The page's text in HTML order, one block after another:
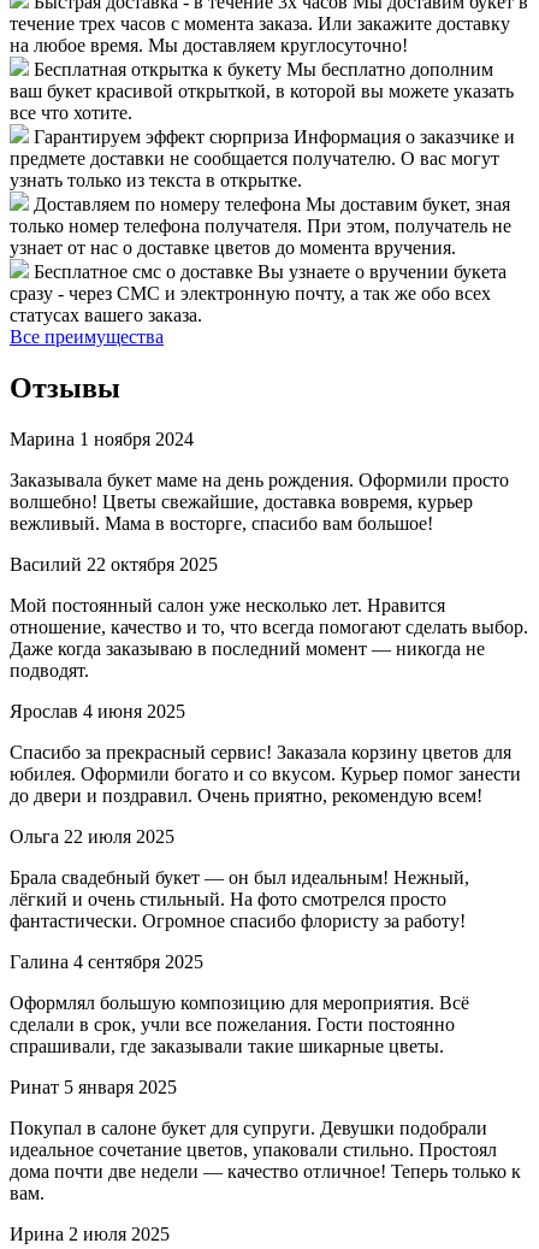
течение трех часов с момента заказа. Или закажите доставку
на любое время. Мы доставляем круглосуточно!
Бесплатная открытка к букету Мы бесплатно дополним
ваш букет красивой открыткой, в которой вы можете указать
все что хотите.
Гарантируем эффект сюрприза Информация о заказчике и
предмете доставки не сообщается получателю. О вас могут
узнать только из текста в открытке.
Доставляем по номеру телефона Мы доставим букет, зная
только номер телефона получателя. При этом, получатель не
узнает от нас о доставке цветов до момента вручения.
Бесплатное смс о доставке Вы узнаете о вручении букета
сразу - через СМС и электронную почту, а так же обо всех
статусах вашего заказа.
Все преимущества
Отзывы
Марина 1 ноября 2024
Заказывала букет маме на день рождения. Оформили просто
волшебно! Цветы свежайшие, доставка вовремя, курьер
вежливый. Мама в восторге, спасибо вам большое!
Василий 22 октября 2025
Мой постоянный салон уже несколько лет. Нравится
отношение, качество и то, что всегда помогают сделать выбор.
Даже когда заказываю в последний момент — никогда не
подводят.
Ярослав 4 июня 2025
Спасибо за прекрасный сервис! Заказала корзину цветов для
юбилея. Оформили богато и со вкусом. Курьер помог занести
до двери и поздравил. Очень приятно, рекомендую всем!
Ольга 22 июля 2025
Брала свадебный букет — он был идеальным! Нежный,
лёгкий и очень стильный. На фото смотрелся просто
фантастически. Огромное спасибо флористу за работу!
Галина 4 сентября 2025
Оформлял большую композицию для мероприятия. Всё
сделали в срок, учли все пожелания. Гости постоянно
спрашивали, где заказывали такие шикарные цветы.
Ринат 5 января 2025
Покупал в салоне букет для супруги. Девушки подобрали
идеальное сочетание цветов, упаковали стильно. Простоял
дома почти две недели — качество отличное! Теперь только к
вам.
Ирина 2 июля 2025